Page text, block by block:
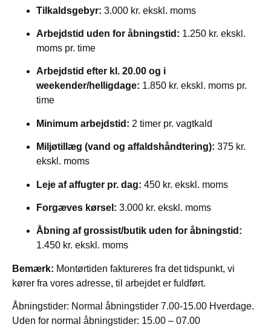
Tilkaldsgebyr: 3.000 kr. ekskl. moms
Arbejdstid uden for åbningstid: 1.250 kr. ekskl.
moms pr. time
Arbejdstid efter kl. 20.00 og i
weekender/helligdage: 1.850 kr. ekskl. moms pr.
time
Minimum arbejdstid: 2 timer pr. vagtkald
Miljøtillæg (vand og affaldshåndtering): 375 kr.
ekskl. moms
Leje af affugter pr. dag: 450 kr. ekskl. moms
Forgæves kørsel: 3.000 kr. ekskl. moms
Åbning af grossist/butik uden for åbningstid:
1.450 kr. ekskl. moms
Bemærk: Montørtiden faktureres fra det tidspunkt, vi
kører fra vores adresse, til arbejdet er fuldført.
Åbningstider: Normal åbningstider 7.00-15.00 Hverdage.
Uden for normal åbningstider: 15.00 – 07.00